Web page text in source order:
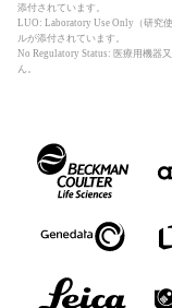
添付されています。
LUO: Laboratory Use Only（研究
ルが添付されています。
No Regulatory Status: 医療用機器
ん。